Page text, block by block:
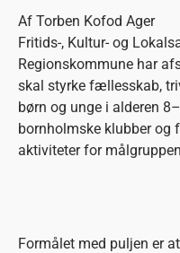
Af Torben Kofod Ager
Fritids-, Kultur- og
Regionskommune har
skal styrke fællesskab,
børn og unge i alderen
bornholmske klubber og
aktiviteter for
Formålet med puljen er